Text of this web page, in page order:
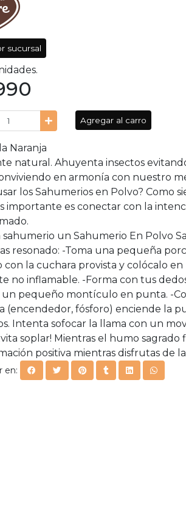
sucursal
Agregar al carro
Naranja
natural. Ahuyenta insectos
en armonía con nuestro
los Sahumerios en Polvo? Como
importante es conectar con la
sahumerio un Sahumerio En Polvo
resonado: -Toma una pequeña
con la cuchara provista y colócalo
no inflamable. -Forma con tus
un pequeño montículo en punta. -
(encendedor, fósforo) enciende la
Intenta sofocar la llama con un
soplar! Mientras el humo
positiva mientras disfrutas de
en: